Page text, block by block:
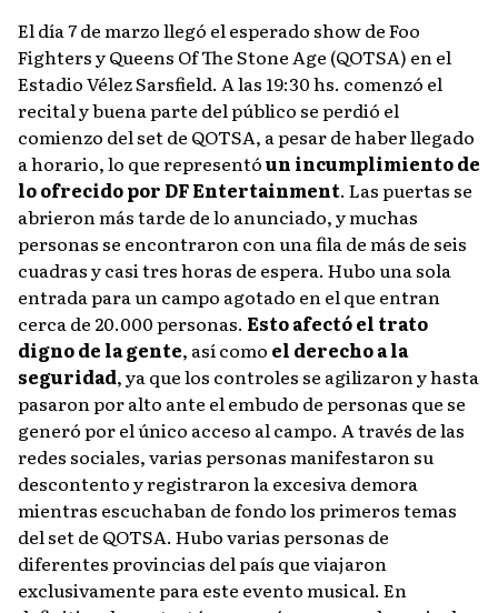
El día 7 de marzo llegó el esperado show de Foo
Fighters y Queens Of The Stone Age (QOTSA) en el
Estadio Vélez Sarsfield. A las 19:30 hs. comenzó el
recital y buena parte del público se perdió el
comienzo del set de QOTSA, a pesar de haber llegado
a horario, lo que representóun incumplimiento de
lo ofrecido por DF Entertainment. Las puertas se
abrieron más tarde de lo anunciado, y muchas
personas se encontraron con una fila de más de seis
cuadras y casi tres horas de espera. Hubo una sola
entrada para un campo agotado en el que entran
cerca de 20.000 personas. Esto afectó el trato
digno de la gente, así como el derecho a la
seguridad, ya que los controles se agilizaron y hasta
pasaron por alto ante el embudo de personas que se
generó por el único acceso al campo. A través de las
redes sociales, varias personas manifestaron su
descontento y registraron la excesiva demora
mientras escuchaban de fondo los primeros temas
del set de QOTSA. Hubo varias personas de
diferentes provincias del país que viajaron
exclusivamente para este evento musical. En